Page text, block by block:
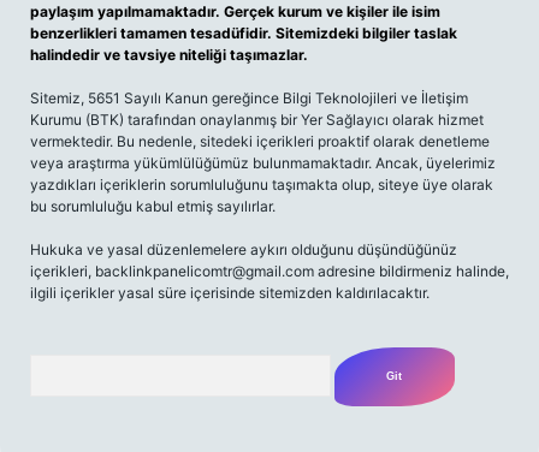
paylaşım yapılmamaktadır. Gerçek kurum ve kişiler ile isim
benzerlikleri tamamen tesadüfidir. Sitemizdeki bilgiler taslak
halindedir ve tavsiye niteliği taşımazlar.
Sitemiz, 5651 Sayılı Kanun gereğince Bilgi Teknolojileri ve İletişim
Kurumu (BTK) tarafından onaylanmış bir Yer Sağlayıcı olarak hizmet
vermektedir. Bu nedenle, sitedeki içerikleri proaktif olarak denetleme
veya araştırma yükümlülüğümüz bulunmamaktadır. Ancak, üyelerimiz
yazdıkları içeriklerin sorumluluğunu taşımakta olup, siteye üye olarak
bu sorumluluğu kabul etmiş sayılırlar.
Hukuka ve yasal düzenlemelere aykırı olduğunu düşündüğünüz
içerikleri, backlinkpanelicomtr@gmail.com adresine bildirmeniz halinde,
ilgili içerikler yasal süre içerisinde sitemizden kaldırılacaktır.